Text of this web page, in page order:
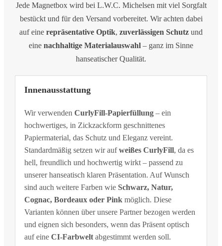
Jede Magnetbox wird bei L.W.C. Michelsen mit viel Sorgfalt
bestückt und für den Versand vorbereitet. Wir achten dabei
auf eine repräsentative Optik, zuverlässigen Schutz und
eine nachhaltige Materialauswahl – ganz im Sinne
hanseatischer Qualität.
Innenausstattung
Wir verwendenCurlyFill-Papierfüllung – ein
hochwertiges, in Zickzackform geschnittenes
Papiermaterial, das Schutz und Eleganz vereint.
Standardmäßig setzen wir aufweißes CurlyFill, da es
hell, freundlich und hochwertig wirkt – passend zu
unserer hanseatisch klaren Präsentation. Auf Wunsch
sind auch weitere Farben wieSchwarz, Natur,
Cognac, Bordeaux oder Pink möglich. Diese
Varianten können über unsere Partner bezogen werden
und eignen sich besonders, wenn das Präsent optisch
auf eineCI-Farbwelt abgestimmt werden soll.